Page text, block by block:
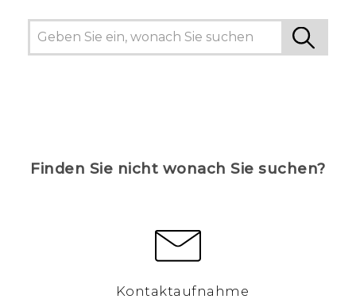
Finden Sie nicht wonach Sie suchen?
Kontaktaufnahme